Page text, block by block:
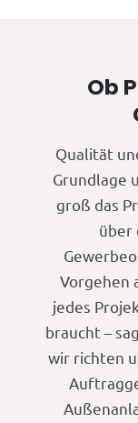
Ob
Qualität
Grundlage
groß das
über
Vorgehen
jedes
braucht –
wir richten